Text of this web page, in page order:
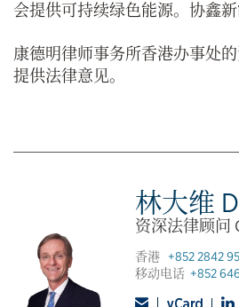
会提供可持续绿色能源。协鑫
康德明律师事务所香港办事处
提供法律意见。
林大维
资深法律顾问
香港+852 2842
移动电话+852